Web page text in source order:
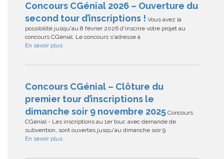
Concours CGénial 2026 – Ouverture du
second tour d’inscriptions ! Vous avez la
possibilité jusqu'au 8 février 2026 d'inscrire votre projet au
concours CGénial. Le concours s'adresse à
En savoir plus
Concours CGénial – Clôture du
premier tour d’inscriptions le
dimanche soir 9 novembre 2025 Concours
CGénial - Les inscriptions au 1er tour, avec demande de
subvention, sont ouvertes jusqu'au dimanche soir 9
En savoir plus